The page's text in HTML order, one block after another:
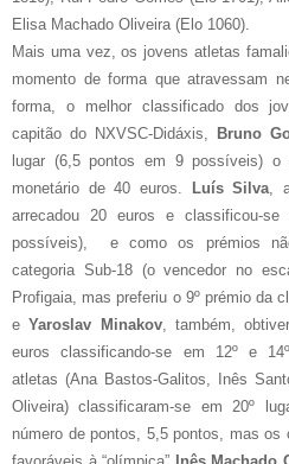
Elisa Machado Oliveira (Elo 1060).
Mais uma vez, os jovens atletas
momento de forma que atravessam
forma, o melhor classificado dos
capitão do NXVSC-Didáxis,
Bruno
lugar (6,5 pontos em 9 possíveis) o
monetário de 40 euros.
Luís Silva,
arrecadou 20 euros e classificou-
possíveis), e como os prémios
categoria Sub-18 (o vencedor no
Profigaia, mas preferiu o 9º prémio da
eYaroslav Minakov, também,
euros classificando-se em 12º e
atletas (Ana Bastos-Galitos, Inês
Oliveira) classificaram-se em 20º
número de pontos, 5,5 pontos, mas os